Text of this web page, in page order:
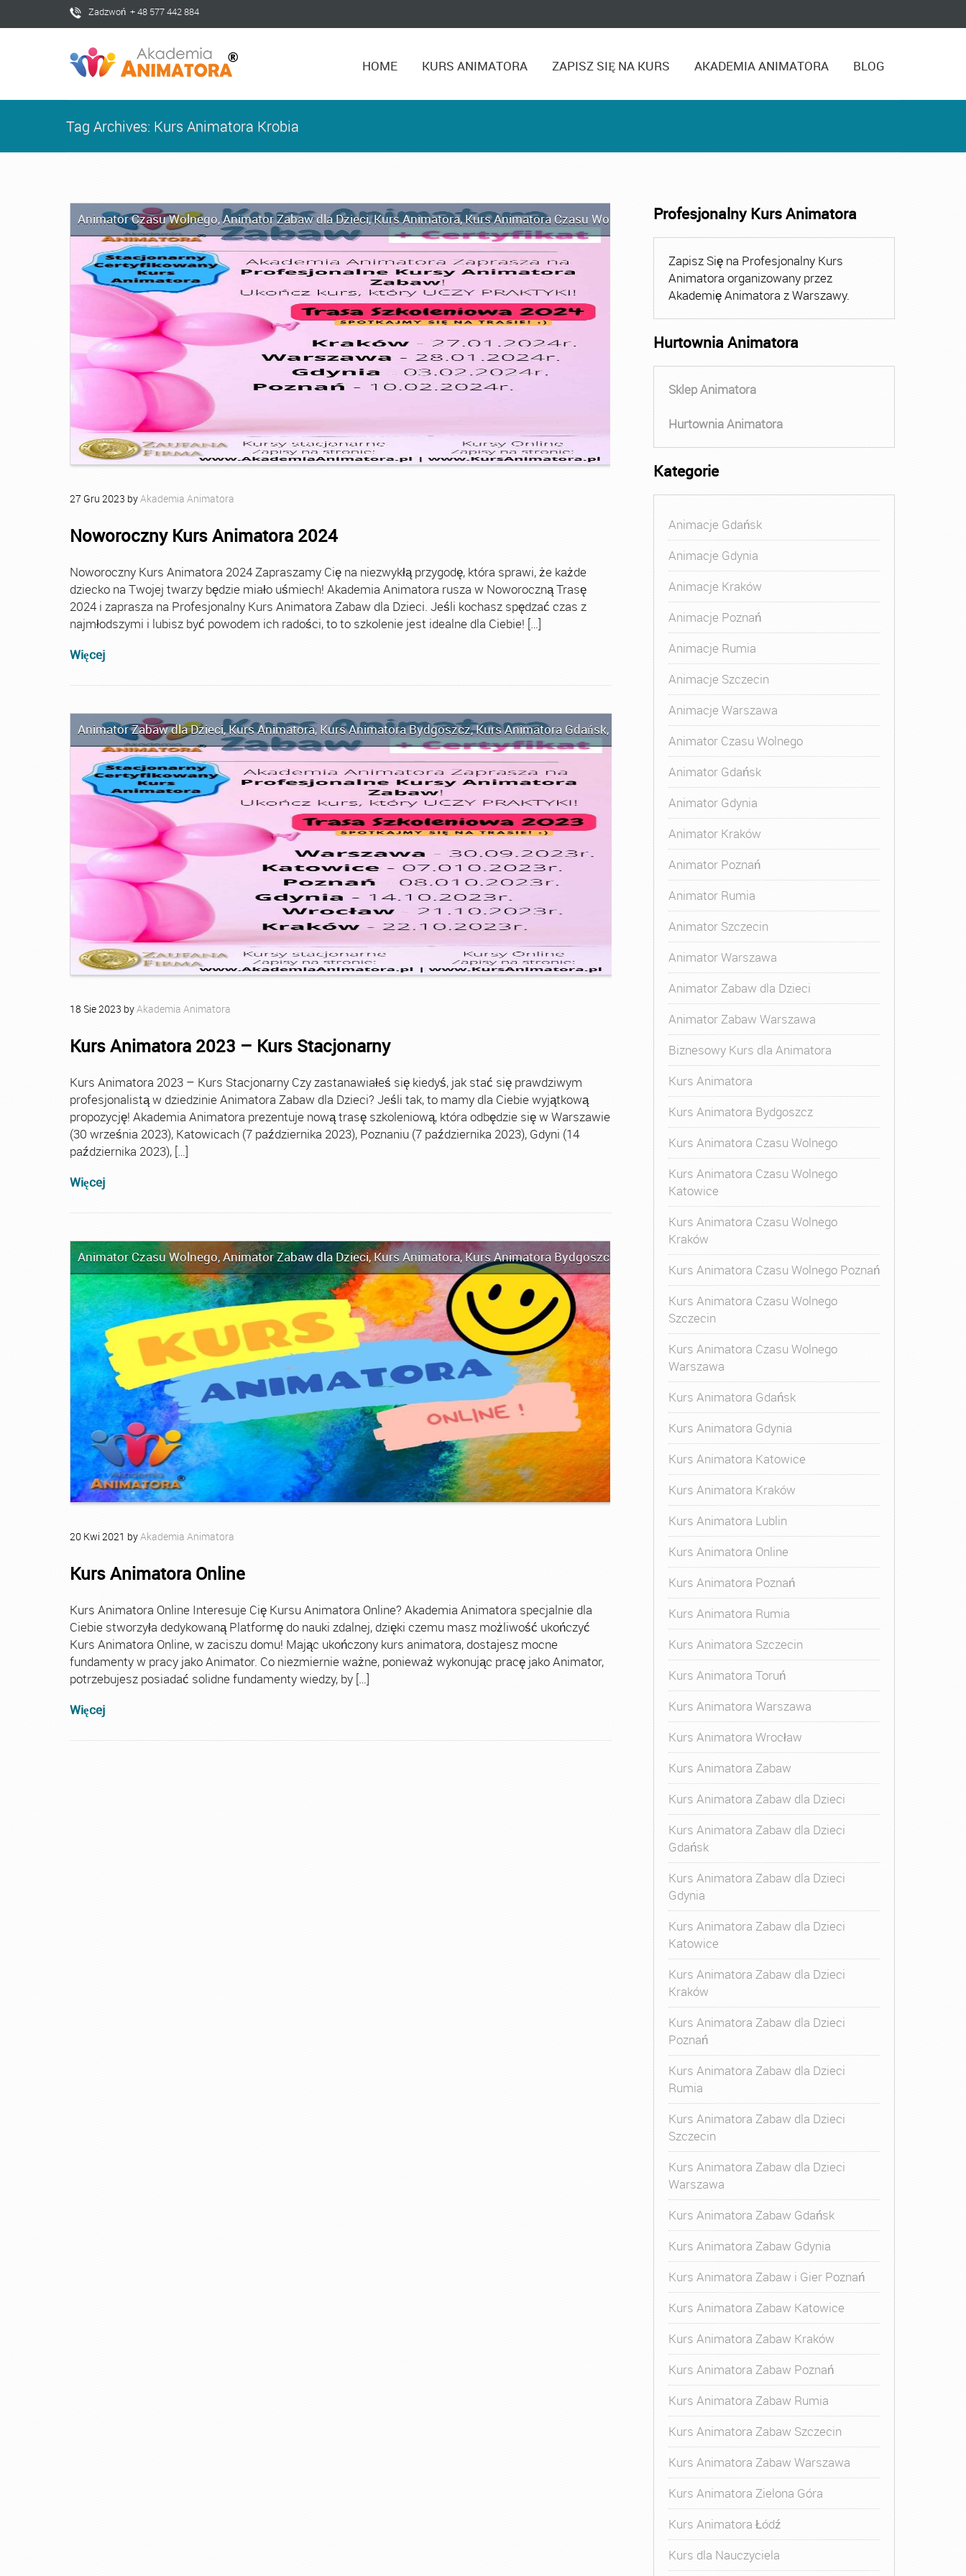
Zadzwoń + 48 577 442 884
HOME KURS ANIMATORA ZAPISZ SIĘ NA KURS AKADEMIA ANIMATORA BLOG
Tag Archives: Kurs Animatora Krobia
Animator Czasu Wolnego,Animator Zabaw dla Dzieci,Kurs Animatora,Kurs Animatora Czasu Wolnego Kurs Animatora Czasu Wolnego Warszawa
27 Gru 2023 byAkademia Animatora
Noworoczny Kurs Animatora 2024
Noworoczny Kurs Animatora 2024 Zapraszamy Cię na niezwykłą przygodę, która sprawi, że każde
dziecko na Twojej twarzy będzie miało uśmiech! Akademia Animatora rusza w Noworoczną Trasę
2024 i zaprasza na Profesjonalny Kurs Animatora Zabaw dla Dzieci. Jeśli kochasz spędzać czas z
najmłodszymi i lubisz być powodem ich radości, to to szkolenie jest idealne dla Ciebie! […]
Więcej
Animator Zabaw dla Dzieci,Kurs Animatora, Kurs Animatora Bydgoszcz,Kurs Animatora Gdańsk, Kurs Animatora Gdynia,Kurs Animatora Katowice
18 Sie2023 byAkademia Animatora
Kurs Animatora 2023 – Kurs Stacjonarny
Kurs Animatora 2023 – Kurs Stacjonarny Czy zastanawiałeś się kiedyś, jak stać się prawdziwym
profesjonalistą w dziedzinie Animatora Zabaw dla Dzieci? Jeśli tak, to mamy dla Ciebie wyjątkową
propozycję! Akademia Animatora prezentuje nową trasę szkoleniową, która odbędzie się w Warszawie
(30 września 2023), Katowicach (7 października 2023), Poznaniu (7 października 2023), Gdyni (14
października 2023), […]
Więcej
Animator Czasu Wolnego,Animator Zabaw dla Dzieci,Kurs Animatora,Kurs Animatora Bydgoszcz Kurs Animatora Czasu Wolnego,Kurs Animatora Czasu
20 Kwi 2021 byAkademia Animatora
Kurs Animatora Online
Kurs Animatora Online Interesuje Cię Kursu Animatora Online? Akademia Animatora specjalnie dla
Ciebie stworzyła dedykowaną Platformę do nauki zdalnej, dzięki czemu masz możliwość ukończyć
Kurs Animatora Online, w zaciszu domu! Mając ukończony kurs animatora, dostajesz mocne
fundamenty w pracy jako Animator. Co niezmiernie ważne, ponieważ wykonując pracę jako Animator,
potrzebujesz posiadać solidne fundamenty wiedzy, by […]
Więcej
Profesjonalny Kurs Animatora
Zapisz Się na Profesjonalny Kurs
Animatora organizowany przez
Akademię Animatora z Warszawy.
Hurtownia Animatora
Sklep Animatora
Hurtownia Animatora
Kategorie
Animacje Gdańsk
Animacje Gdynia
Animacje Kraków
Animacje Poznań
Animacje Rumia
Animacje Szczecin
Animacje Warszawa
Animator Czasu Wolnego
Animator Gdańsk
Animator Gdynia
Animator Kraków
Animator Poznań
Animator Rumia
Animator Szczecin
Animator Warszawa
Animator Zabaw dla Dzieci
Animator Zabaw Warszawa
Biznesowy Kurs dla Animatora
Kurs Animatora
Kurs Animatora Bydgoszcz
Kurs Animatora Czasu Wolnego
Kurs Animatora Czasu Wolnego
Katowice
Kurs Animatora Czasu Wolnego
Kraków
Kurs Animatora Czasu Wolnego Poznań
Kurs Animatora Czasu Wolnego
Szczecin
Kurs Animatora Czasu Wolnego
Warszawa
Kurs Animatora Gdańsk
Kurs Animatora Gdynia
Kurs Animatora Katowice
Kurs Animatora Kraków
Kurs Animatora Lublin
Kurs Animatora Online
Kurs Animatora Poznań
Kurs Animatora Rumia
Kurs Animatora Szczecin
Kurs Animatora Toruń
Kurs Animatora Warszawa
Kurs Animatora Wrocław
Kurs Animatora Zabaw
Kurs Animatora Zabaw dla Dzieci
Kurs Animatora Zabaw dla Dzieci
Gdańsk
Kurs Animatora Zabaw dla Dzieci
Gdynia
Kurs Animatora Zabaw dla Dzieci
Katowice
Kurs Animatora Zabaw dla Dzieci
Kraków
Kurs Animatora Zabaw dla Dzieci
Poznań
Kurs Animatora Zabaw dla Dzieci
Rumia
Kurs Animatora Zabaw dla Dzieci
Szczecin
Kurs Animatora Zabaw dla Dzieci
Warszawa
Kurs Animatora Zabaw Gdańsk
Kurs Animatora Zabaw Gdynia
Kurs Animatora Zabaw i Gier Poznań
Kurs Animatora Zabaw Katowice
Kurs Animatora Zabaw Kraków
Kurs Animatora Zabaw Poznań
Kurs Animatora Zabaw Rumia
Kurs Animatora Zabaw Szczecin
Kurs Animatora Zabaw Warszawa
Kurs Animatora Zielona Góra
Kurs Animatora Łódź
Kurs dla Nauczyciela